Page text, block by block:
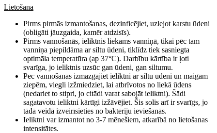
Lietošana
Pirms pirmās izmantošanas, dezinficējiet, uzlejot karstu ūdeni
(obligāti jāuzgaida, kamēr atdzisīs).
Pirms vannošanās, ieliktnis liekams vanniņā, tikai pēc tam
vanniņa piepildāma ar siltu ūdeni, tiklīdz tiek sasniegta
optimāla temperatūra (ap 37°C). Darbību kārtība ir ļoti
svarīga, jo ieliktnis uzsūc gan ūdeni, gan siltumu.
Pēc vannošānās izmazgājiet ieliktni ar siltu ūdeni un maigām
ziepēm, viegli izžmiedziet, lai atbrīvotos no liekā ūdens
(nedariet to stipri, jo citādi varat sabojāt ieliktni). Šādi
sagatavotu ieliktni kārtīgi izžāvējiet. Šis solis arī ir svarīgs, jo
tādā veidā izveirīsieties no baktēriju ieviešanās.
Ieliktni var izmantot no 3-7 mēnešiem, atkarībā no lietošanas
intensitātes.